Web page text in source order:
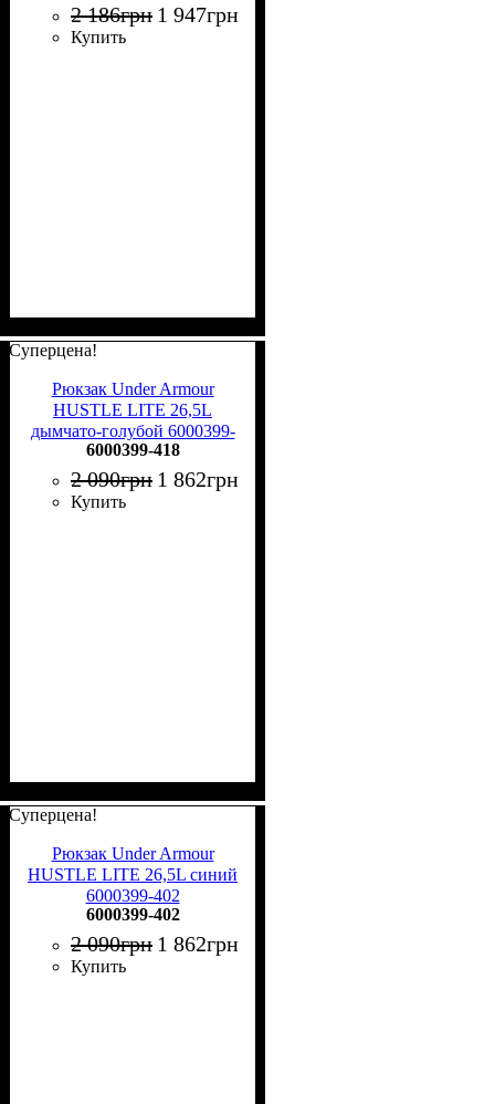
2 186грн 1 947грн
Купить
Суперцена!
Рюкзак Under Armour
HUSTLE LITE 26,5L
дымчато-голубой 6000399-
418
6000399-418
2 090грн 1 862грн
Купить
Суперцена!
Рюкзак Under Armour
HUSTLE LITE 26,5L синий
6000399-402
6000399-402
2 090грн 1 862грн
Купить